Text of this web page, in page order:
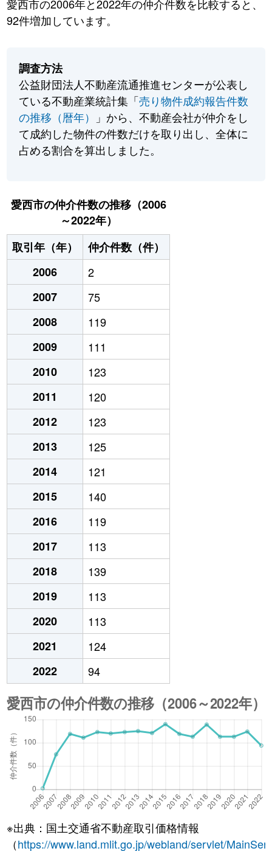
愛西市の2006年と2022年の仲介件数を比較すると、
92件増加しています。
調査方法
公益財団法人不動産流通推進センターが公表し
ている不動産業統計集「売り物件成約報告件数
の推移（暦年）
」から、不動産会社が仲介をし
て成約した物件の件数だけを取り出し、全体に
占める割合を算出しました。
愛西市の仲介件数の推移（2006
～2022年）
取引年（年）
仲介件数（件）
2006
2
2007
75
2008
119
2009
111
2010
123
2011
120
2012
123
2013
125
2014
121
2015
140
2016
119
2017
113
2018
139
2019
113
2020
113
2021
124
2022
94
※出典：国土交通省不動産取引価格情報
（https://www.land.mlit.go.jp/webland/servlet/